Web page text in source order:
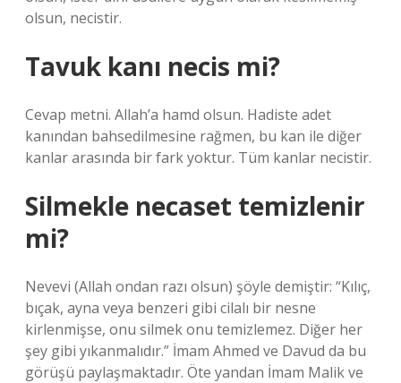
olsun, necistir.
Tavuk kanı necis mi?
Cevap metni. Allah’a hamd olsun. Hadiste adet
kanından bahsedilmesine rağmen, bu kan ile diğer
kanlar arasında bir fark yoktur. Tüm kanlar necistir.
Silmekle necaset temizlenir
mi?
Nevevi (Allah ondan razı olsun) şöyle demiştir: “Kılıç,
bıçak, ayna veya benzeri gibi cilalı bir nesne
kirlenmişse, onu silmek onu temizlemez. Diğer her
şey gibi yıkanmalıdır.” İmam Ahmed ve Davud da bu
görüşü paylaşmaktadır. Öte yandan İmam Malik ve